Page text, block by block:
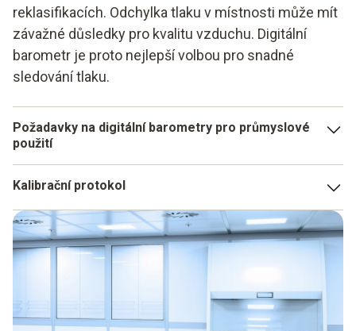
reklasifikacích. Odchylka tlaku v místnosti může mít
závažné důsledky pro kvalitu vzduchu. Digitální
barometr je proto nejlepší volbou pro snadné
sledování tlaku.
Požadavky na digitální barometry pro průmyslové
použití
použití v průmyslovém prostředí:
Přesná data měření
Automatický sběr dat
Snadné použití
Kalibrační protokol
Kalibrační protokol je důležitý i pro použití v průmyslovém
prostředí. Digitální barometry Testo jsou samozřejmě
vybaveny příslušnými protokoly.